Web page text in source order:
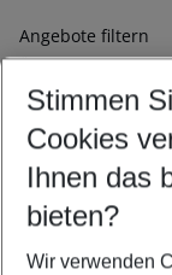
Angebote filtern
Ändern Sie Ihre
Abflughafen
Beliebiger
09.08.26–
2
Stimmen
Cookies
Ihnen das
bieten?
Wir verwenden